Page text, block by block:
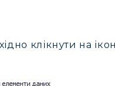
клікнути на